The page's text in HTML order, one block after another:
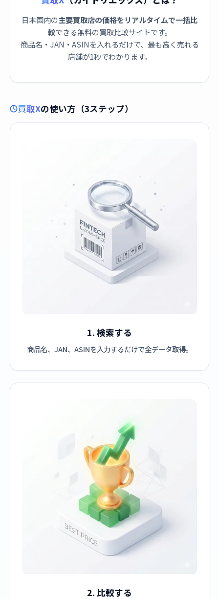
日本国内の主要買取店の価格をリアルタイムで一括比
較できる無料の買取比較サイトです。
商品名・JAN・ASINを入れるだけで、最も高く売れる
店舗が1秒でわかります。
買取Xの使い方（3ステップ）
1. 検索する
商品名、JAN、ASINを入力するだけで全データ取得。
2. 比較する